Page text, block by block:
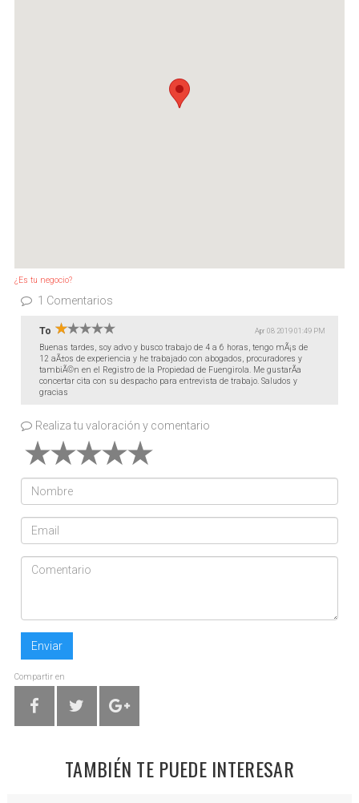
¿Es tu negocio?
1 Comentarios
Apr 08 2019 01:49 PM
To
Buenas tardes, soy advo y busco trabajo de 4 a 6 horas, tengo mÃ¡s de
12 aÃ±os de experiencia y he trabajado con abogados, procuradores y
tambiÃ©n en el Registro de la Propiedad de Fuengirola. Me gustarÃ­a
concertar cita con su despacho para entrevista de trabajo. Saludos y
gracias
Realiza tu valoración y comentario
Enviar
Compartir en
TAMBIÉN TE PUEDE INTERESAR